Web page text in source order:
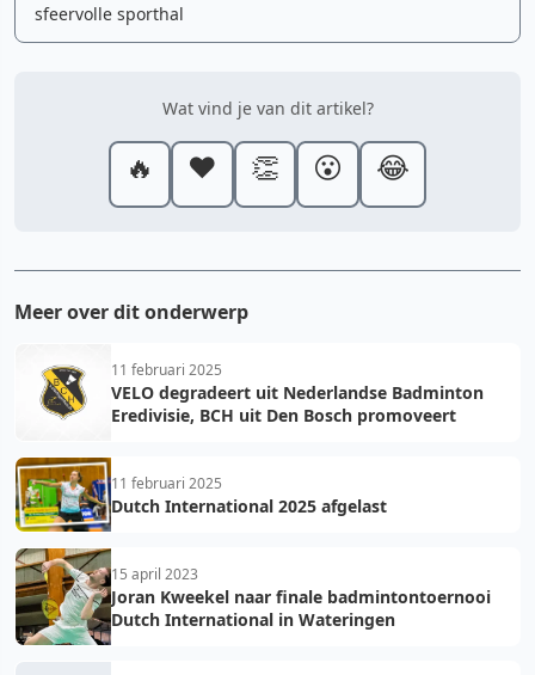
sfeervolle sporthal
Wat vind je van dit artikel?
🔥 ❤️ 👏 😮 😂
Meer over dit onderwerp
11 februari 2025
VELO degradeert uit Nederlandse Badminton
Eredivisie, BCH uit Den Bosch promoveert
11 februari 2025
Dutch International 2025 afgelast
15 april 2023
Joran Kweekel naar finale badmintontoernooi
Dutch International in Wateringen